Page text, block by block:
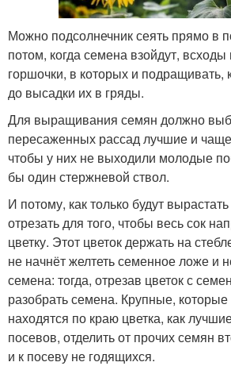
Можно подсолнечник сеять прямо в
потом, когда семена взойдут, всходы
горшочки, в которых и подращивать,
до высадки их в гряды.
Для выращивания семян должно
пересаженных рассад лучшие и
чтобы у них не выходили молодые
бы один стержневой ствол.
И потому, как только будут
отрезать для того, чтобы весь сок
цветку. Этот цветок держать на
не начнёт желтеть семенное ложе и
семена: тогда, отрезав цветок с
разобрать семена. Крупные,
находятся по краю цветка, как
посевов, отделить от прочих семян
и к посеву не годящихся.